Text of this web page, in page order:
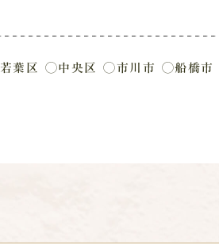
葉区 ◯中央区 ◯市川市 ◯船橋市